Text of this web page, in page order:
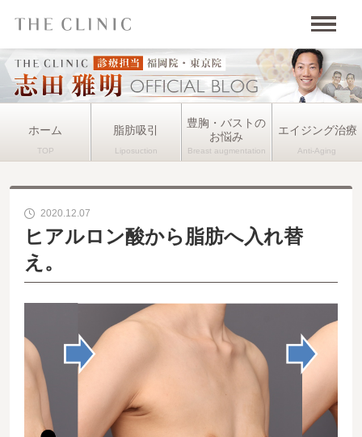
ホーム 脂肪吸引
豊胸・バストの
お悩み
エイジング治療
2020.12.07
ヒアルロン酸から脂肪へ入れ替
え。